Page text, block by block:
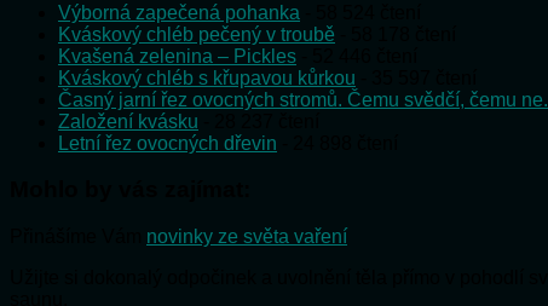
Výborná zapečená pohanka
Kváskový chléb pečený v troubě
Kvašená zelenina – Pickles
Kváskový chléb s křupavou kůrkou
Časný jarní řez ovocných stromů. Čemu svědčí, čemu ne.
Založení kvásku
Letní řez ovocných dřevin
novinky ze světa vaření